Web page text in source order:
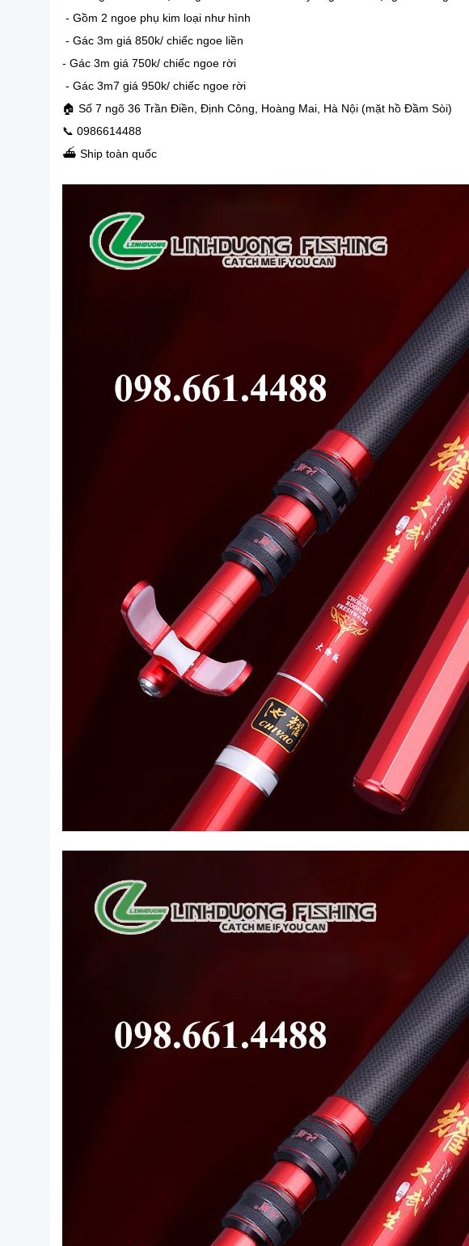
- Gồm 2 ngoe phụ kim loại như hình
- Gác 3m giá 850k/ chiếc ngoe liền
- Gác 3m giá 750k/ chiếc ngoe rời
- Gác 3m7 giá 950k/ chiếc ngoe rời
🏠 Số 7 ngõ 36 Trần Điền, Định Công, Hoàng Mai, Hà Nội (mặt hồ Đầm Sòi)
📞 0986614488
⛴ Ship toàn quốc